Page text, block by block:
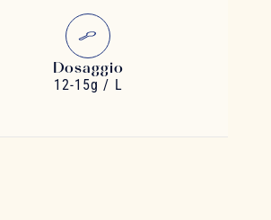
Dosaggio
12-15g / L